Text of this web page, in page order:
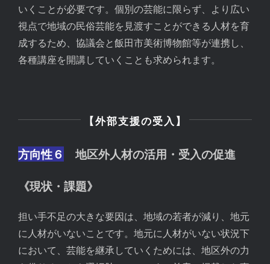
いくことが必要です。個別の芸能に限らず、より広い
視点で地域の民俗芸能を見渡すことができる人材を育
成するため、協議会と飯田市美術博物館等が連携し、
各種講座を開講していくことも求められます。
【外部支援の受入】
方向性６ 地区外人材の活用・受入の促進
《現状・課題》
担い手不足の大きな要因は、地域の若者が減り、地元
に人材がいないことです。地元に人材がいない状況下
において、芸能を継承していくためには、地区外の力